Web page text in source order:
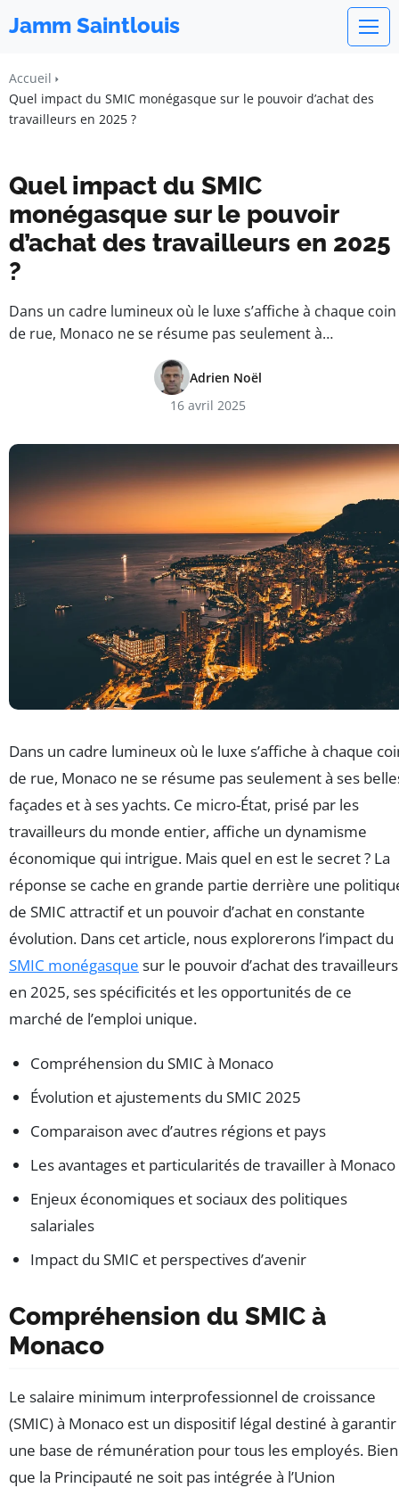
Jamm Saintlouis
Accueil
Quel impact du SMIC monégasque sur le pouvoir d’achat des
travailleurs en 2025 ?
Quel impact du SMIC
monégasque sur le pouvoir
d’achat des travailleurs en 2025
?
Dans un cadre lumineux où le luxe s’affiche à chaque coin
de rue, Monaco ne se résume pas seulement à…
Adrien Noël
16 avril 2025
Dans un cadre lumineux où le luxe s’affiche à chaque
de rue, Monaco ne se résume pas seulement à ses
façades et à ses yachts. Ce micro-État, prisé par les
travailleurs du monde entier, affiche un dynamisme
économique qui intrigue. Mais quel en est le secret ? La
réponse se cache en grande partie derrière une
de SMIC attractif et un pouvoir d’achat en constante
évolution. Dans cet article, nous explorerons l’impact du
SMIC monégasque sur le pouvoir d’achat des travailleurs
en 2025, ses spécificités et les opportunités de ce
marché de l’emploi unique.
Compréhension du SMIC à Monaco
Évolution et ajustements du SMIC 2025
Comparaison avec d’autres régions et pays
Les avantages et particularités de travailler à Monaco
Enjeux économiques et sociaux des politiques
salariales
Impact du SMIC et perspectives d’avenir
Compréhension du SMIC à
Monaco
Le salaire minimum interprofessionnel de croissance
(SMIC) à Monaco est un dispositif légal destiné à garantir
une base de rémunération pour tous les employés. Bien
que la Principauté ne soit pas intégrée à l’Union